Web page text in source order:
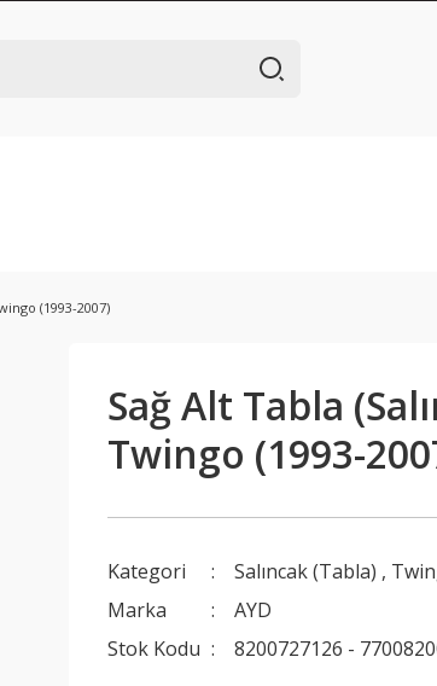
(1993-2007)
Sağ Alt Tabla
Twingo (1993-
Kategori Salıncak (Tabla) ,
Marka
AYD
Stok Kodu
8200727126 -